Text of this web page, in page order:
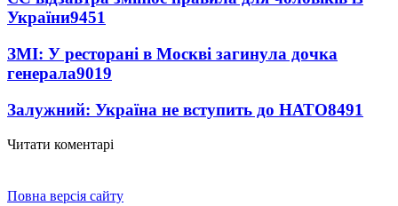
України9451
ЗМІ: У ресторані в Москві загинула дочка
генерала9019
Залужний: Україна не вступить до НАТО8491
Читати коментарі
Повна версія сайту